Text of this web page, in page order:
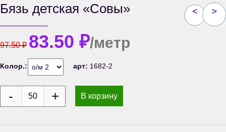
< >
Бязь детская «Совы»
97.50₽ 83.50 ₽/метр
Колор.: арт: 1682-2
В корзину